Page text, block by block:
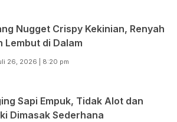
Nugget Crispy Kekinian, Renyah
Lembut di Dalam
26, 2026 | 8:20 pm
Sapi Empuk, Tidak Alot dan
Dimasak Sederhana